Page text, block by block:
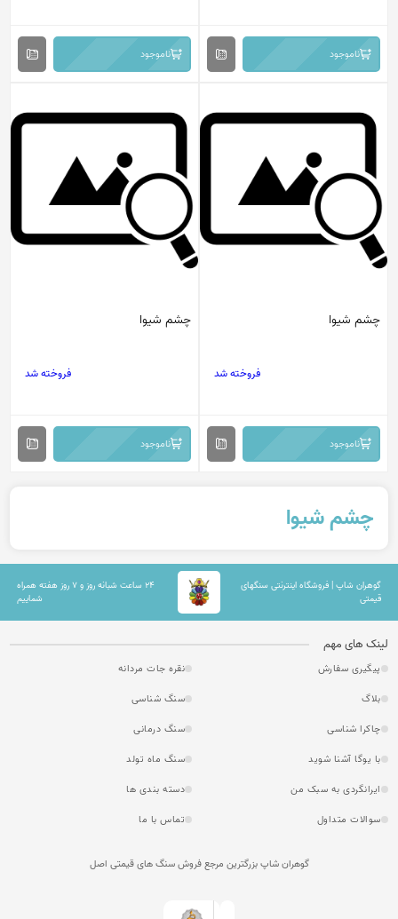
ناموجود ناموجود
چشم شیوا
فروخته شد
ناموجود
چشم شیوا
فروخته شد
ناموجود
چشم شیوا
گوهران شاپ | فروشگاه اینترنتی سنگهای
قیمتی
۲۴ ساعت شبانه روز و ۷ روز هفته همراه
شماییم
لینک های مهم
پیگیری سفارش
نقره جات مردانه
بلاگ
سنگ شناسی
چاکرا شناسی
سنگ درمانی
با یوگا آشنا شوید
سنگ ماه تولد
ایرانگردی به سبک من
دسته بندی ها
سوالات متداول
تماس با ما
گوهران شاپ بزرگترین مرجع فروش سنگ های قیمتی اصل